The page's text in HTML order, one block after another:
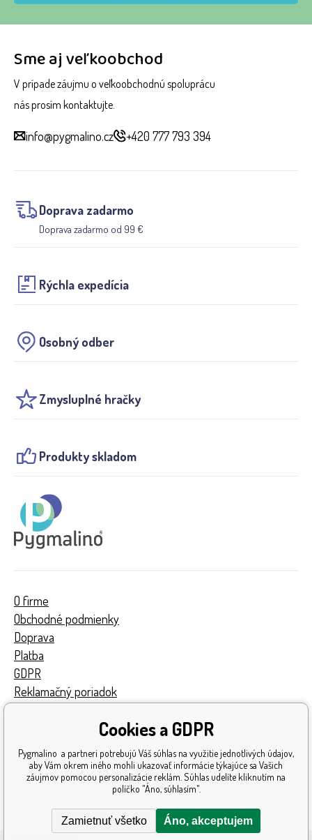
Sme aj veľkoobchod
V prípade záujmu o veľkoobchodnú spoluprácu
nás prosím kontaktujte.
info@pygmalino.cz +420 777 793 394
Doprava zadarmo
Doprava zadarmo od 99 €
Rýchla expedícia
Osobný odber
Zmysluplné hračky
Produkty skladom
O firme
Obchodné podmienky
Doprava
Platba
GDPR
Reklamačný poriadok
Získané ocenenia
Katalóg hračiek
Mapa stránok
Cookies a GDPR
Pygmalino a partneri potrebujú Váš súhlas na využitie jednotlivých údajov,
aby Vám okrem iného mohli ukazovať informácie týkajúce sa Vašich
záujmov pomocou personalizácie reklám. Súhlas udelíte kliknutím na
políčko "Áno, súhlasím".
Zamietnuť všetko Áno, akceptujem